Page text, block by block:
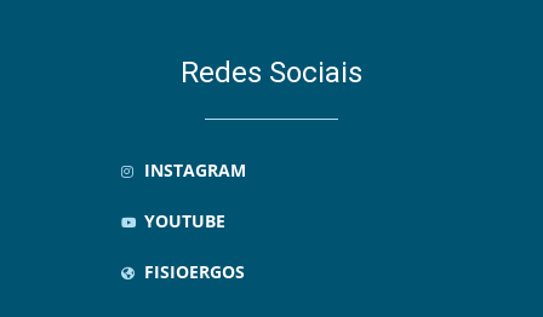
Redes Sociais
INSTAGRAM
YOUTUBE
FISIOERGOS